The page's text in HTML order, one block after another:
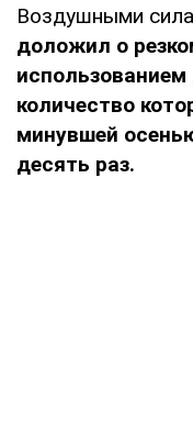
Воздушными
доложил о
количество
минувшей
десять раз.